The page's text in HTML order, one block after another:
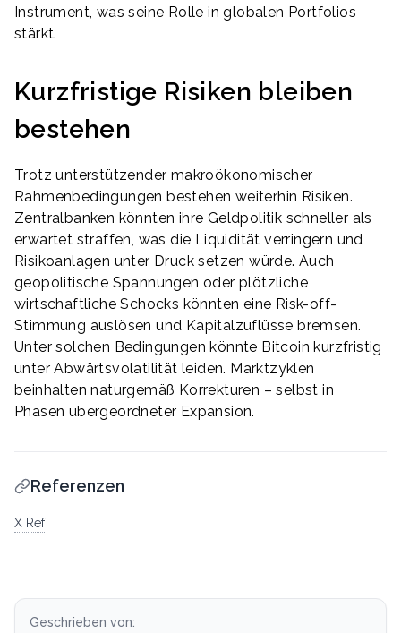
Instrument, was seine Rolle in globalen Portfolios
stärkt.
Kurzfristige Risiken bleiben
bestehen
Trotz unterstützender makroökonomischer
Rahmenbedingungen bestehen weiterhin Risiken.
Zentralbanken könnten ihre Geldpolitik schneller als
erwartet straffen, was die Liquidität verringern und
Risikoanlagen unter Druck setzen würde. Auch
geopolitische Spannungen oder plötzliche
wirtschaftliche Schocks könnten eine Risk-off-
Stimmung auslösen und Kapitalzuflüsse bremsen.
Unter solchen Bedingungen könnte Bitcoin kurzfristig
unter Abwärtsvolatilität leiden. Marktzyklen
beinhalten naturgemäß Korrekturen – selbst in
Phasen übergeordneter Expansion.
Referenzen
X Ref
Geschrieben von: